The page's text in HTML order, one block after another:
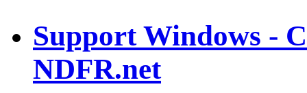
Support Windows -
NDFR.net